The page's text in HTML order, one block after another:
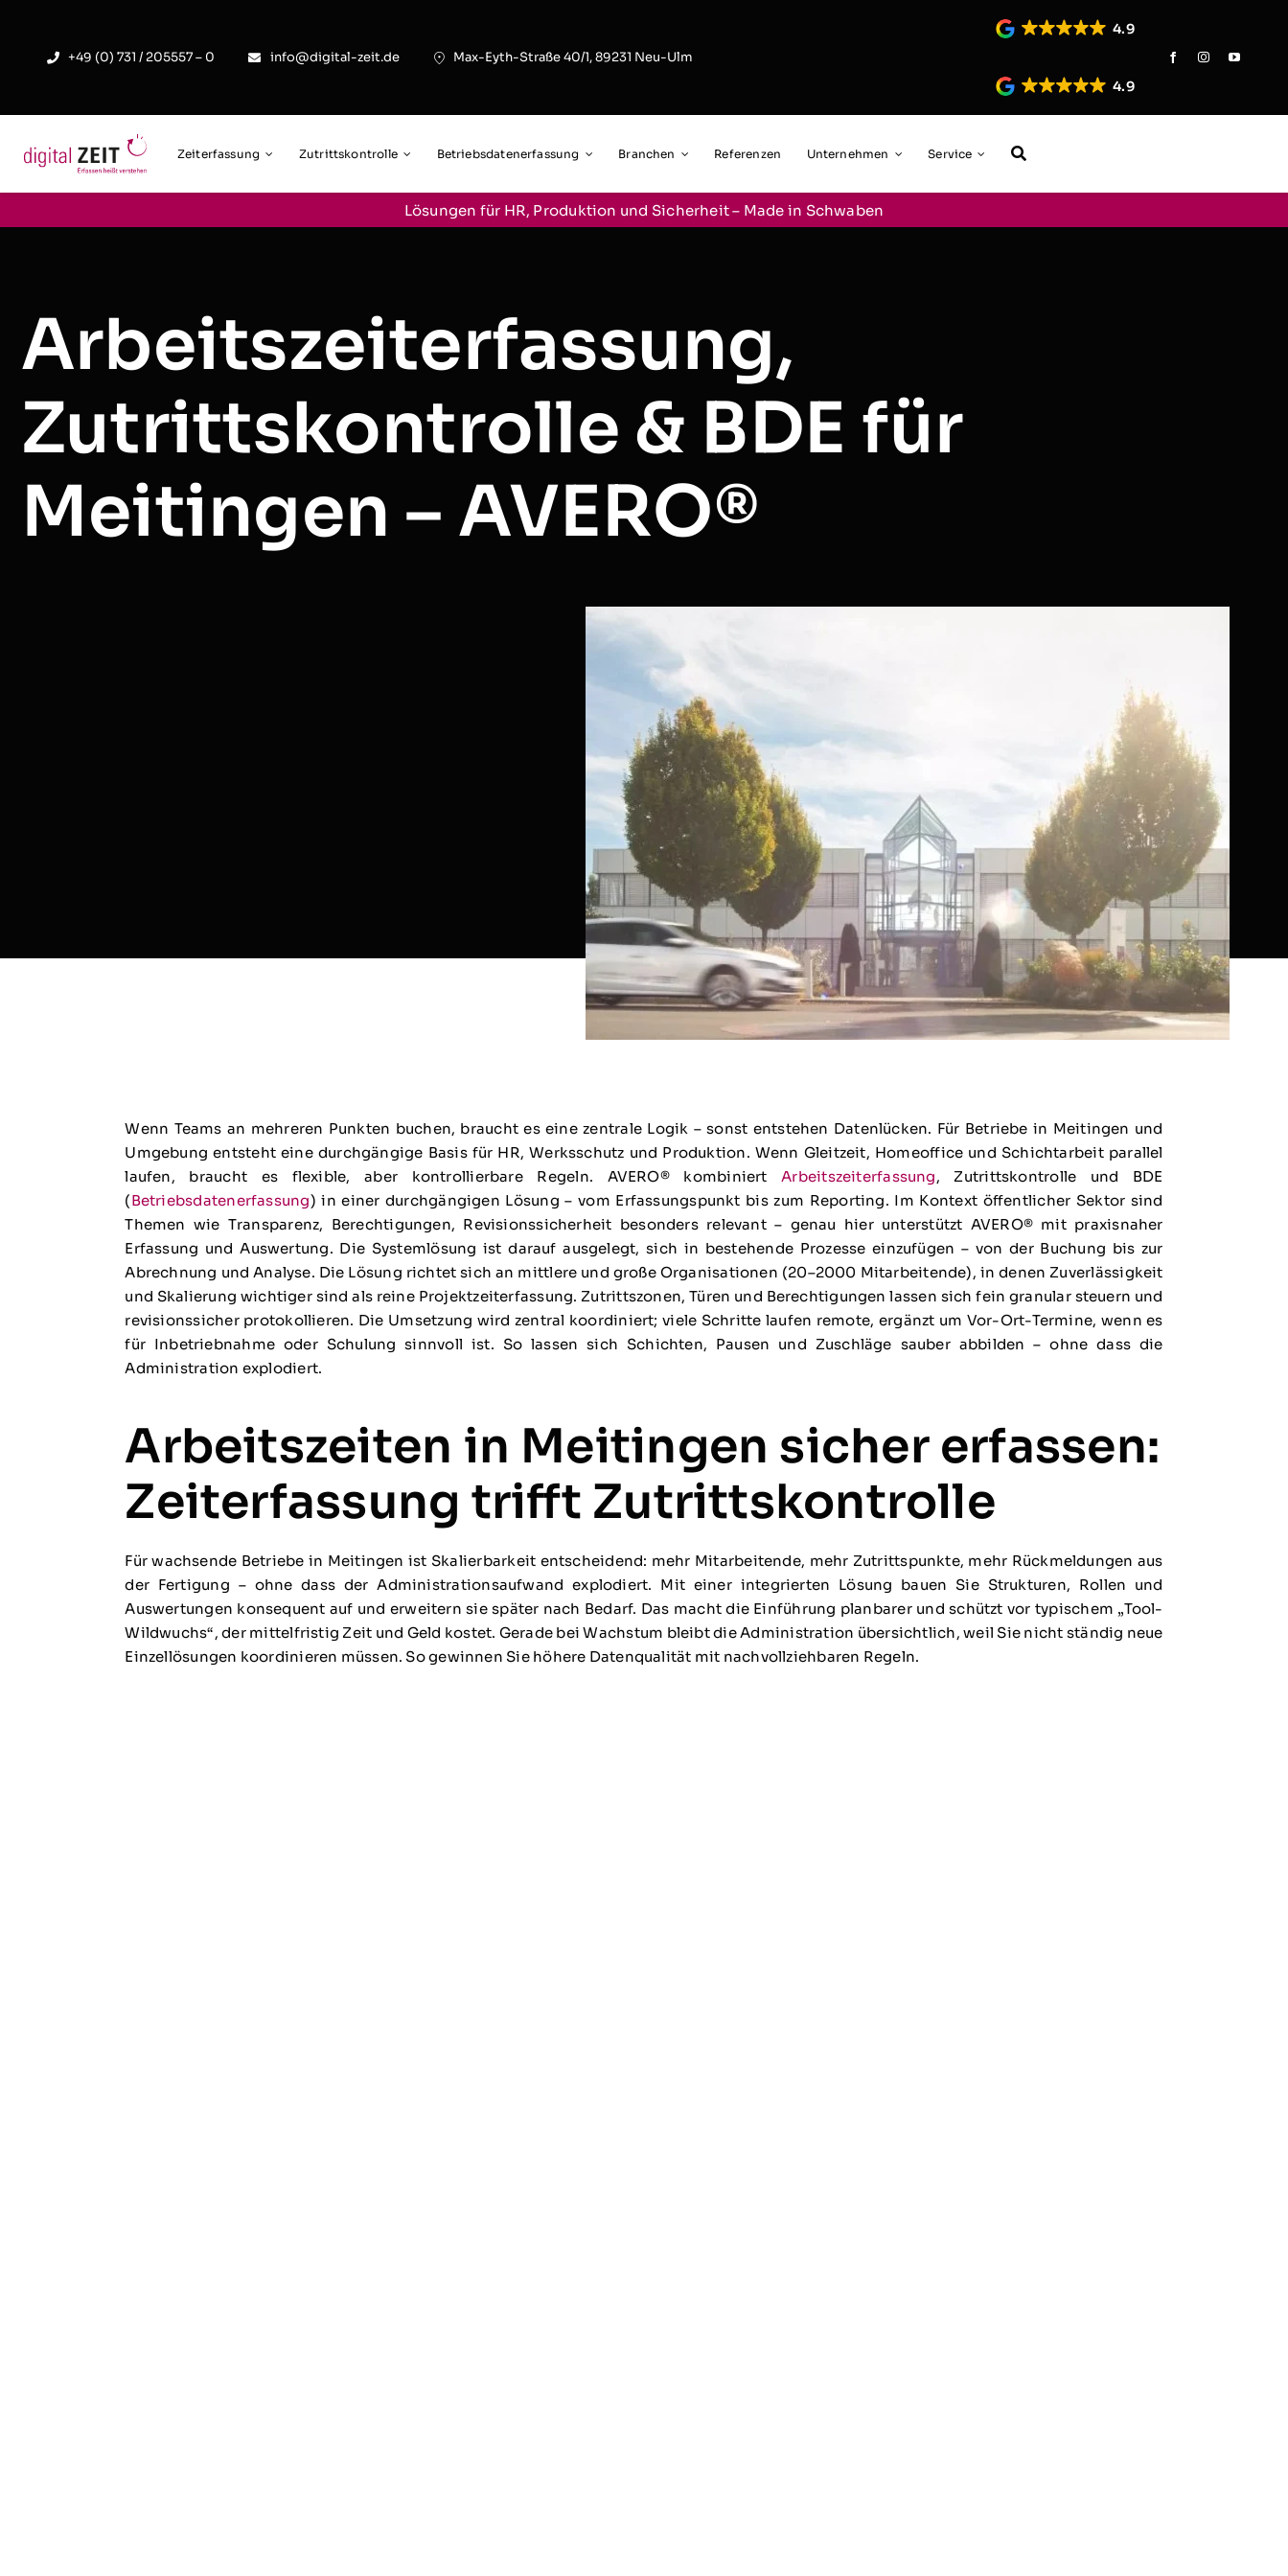
content
+49 (0) 731 / 205557 – 0 info@digital-zeit.de Max-Eyth-Straße 40/1, 89231 Neu-Ulm
4.9
4.9
Zeiterfassung Zutrittskontrolle Betriebsdatenerfassung Branchen Referenzen Unternehmen Service
Lösungen für HR, Produktion und Sicherheit – Made in Schwaben
Arbeitszeiterfassung,
Zutrittskontrolle & BDE für
Meitingen – AVERO®
Wenn Teams an mehreren Punkten buchen, braucht es eine zentrale Logik – sonst entstehen Datenlücken. Für Betriebe in Meitingen und
Umgebung entsteht eine durchgängige Basis für HR, Werksschutz und Produktion. Wenn Gleitzeit, Homeoffice und Schichtarbeit parallel
laufen, braucht es flexible, aber kontrollierbare Regeln. AVERO® kombiniertArbeitszeiterfassung, Zutrittskontrolle und BDE
(Betriebsdatenerfassung) in einer durchgängigen Lösung – vom Erfassungspunkt bis zum Reporting. Im Kontext öffentlicher Sektor sind
Themen wie Transparenz, Berechtigungen, Revisionssicherheit besonders relevant – genau hier unterstützt AVERO® mit praxisnaher
Erfassung und Auswertung. Die Systemlösung ist darauf ausgelegt, sich in bestehende Prozesse einzufügen – von der Buchung bis zur
Abrechnung und Analyse. Die Lösung richtet sich an mittlere und große Organisationen (20–2000 Mitarbeitende), in denen Zuverlässigkeit
und Skalierung wichtiger sind als reine Projektzeiterfassung. Zutrittszonen, Türen und Berechtigungen lassen sich fein granular steuern und
revisionssicher protokollieren. Die Umsetzung wird zentral koordiniert; viele Schritte laufen remote, ergänzt um Vor-Ort-Termine, wenn es
für Inbetriebnahme oder Schulung sinnvoll ist. So lassen sich Schichten, Pausen und Zuschläge sauber abbilden – ohne dass die
Administration explodiert.
Arbeitszeiten in Meitingen sicher erfassen:
Zeiterfassung trifft Zutrittskontrolle
Für wachsende Betriebe in Meitingen ist Skalierbarkeit entscheidend: mehr Mitarbeitende, mehr Zutrittspunkte, mehr Rückmeldungen aus
der Fertigung – ohne dass der Administrationsaufwand explodiert. Mit einer integrierten Lösung bauen Sie Strukturen, Rollen und
Auswertungen konsequent auf und erweitern sie später nach Bedarf. Das macht die Einführung planbarer und schützt vor typischem „Tool-
Wildwuchs“, der mittelfristig Zeit und Geld kostet. Gerade bei Wachstum bleibt die Administration übersichtlich, weil Sie nicht ständig neue
Einzellösungen koordinieren müssen. So gewinnen Sie höhere Datenqualität mit nachvollziehbaren Regeln.